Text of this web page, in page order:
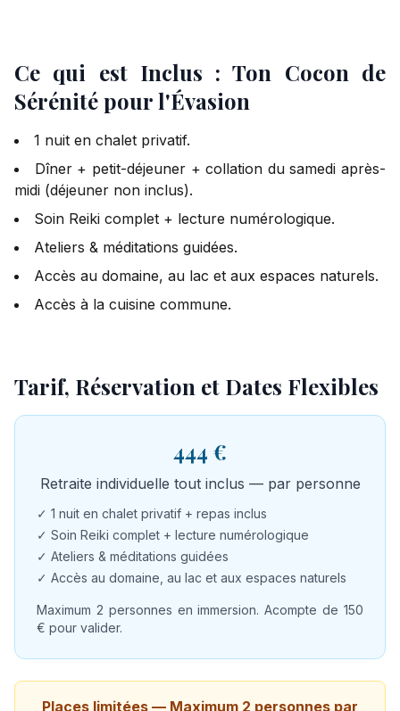
Ce qui est Inclus : Ton Cocon de
Sérénité pour l'Évasion
1 nuit en chalet privatif.
Dîner + petit-déjeuner + collation du samedi après-
midi (déjeuner non inclus).
Soin Reiki complet + lecture numérologique.
Ateliers & méditations guidées.
Accès au domaine, au lac et aux espaces naturels.
Accès à la cuisine commune.
Tarif, Réservation et Dates Flexibles
444 €
Retraite individuelle tout inclus — par personne
✓ 1 nuit en chalet privatif + repas inclus
✓ Soin Reiki complet + lecture numérologique
✓ Ateliers & méditations guidées
✓ Accès au domaine, au lac et aux espaces naturels
Maximum 2 personnes en immersion. Acompte de 150
€ pour valider.
Places limitées — Maximum 2 personnes par